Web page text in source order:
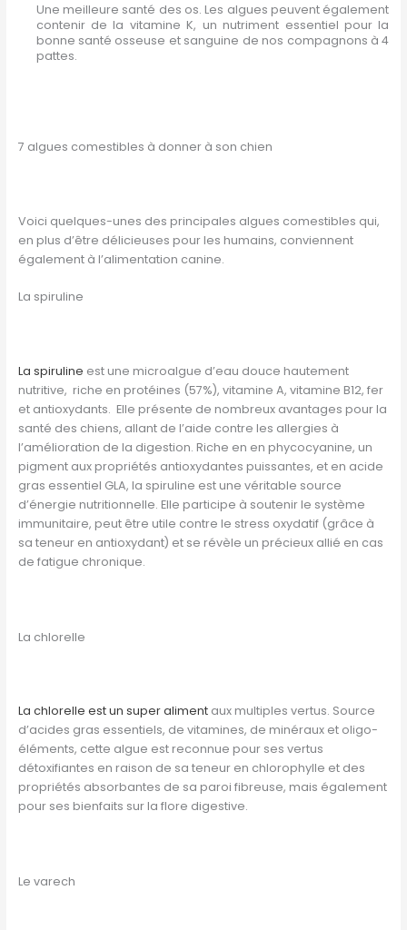
Une meilleure santé des os. Les algues peuvent également
contenir de la vitamine K, un nutriment essentiel pour la
bonne santé osseuse et sanguine de nos compagnons à 4
pattes.
7 algues comestibles à donner à son chien
Voici quelques-unes des principales algues comestibles qui,
en plus d’être délicieuses pour les humains, conviennent
également à l’alimentation canine.
La spiruline
La spiruline est une microalgue d’eau douce hautement
nutritive, riche en protéines (57%), vitamine A, vitamine B12, fer
et antioxydants. Elle présente de nombreux avantages pour la
santé des chiens, allant de l’aide contre les allergies à
l’amélioration de la digestion. Riche en en phycocyanine, un
pigment aux propriétés antioxydantes puissantes, et en acide
gras essentiel GLA, la spiruline est une véritable source
d’énergie nutritionnelle. Elle participe à soutenir le système
immunitaire, peut être utile contre le stress oxydatif (grâce à
sa teneur en antioxydant) et se révèle un précieux allié en cas
de fatigue chronique.
La chlorelle
La chlorelle est un super alimentaux multiples vertus. Source
d’acides gras essentiels, de vitamines, de minéraux et oligo-
éléments, cette algue est reconnue pour ses vertus
détoxifiantes en raison de sa teneur en chlorophylle et des
propriétés absorbantes de sa paroi fibreuse, mais également
pour ses bienfaits sur la flore digestive.
Le varech